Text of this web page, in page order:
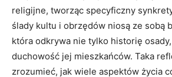
religijne, tworząc specyficzny
ślady kultu i⁣ obrzędów niosą ze sobą
która odkrywa nie tylko historię
duchowość​ jej mieszkańców. Taka⁤
zrozumieć, jak wiele aspektów życia‍